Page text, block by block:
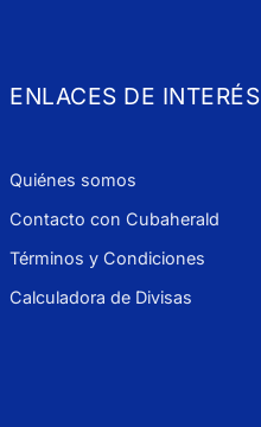
ENLACES DE INTERÉS
Quiénes somos
Contacto con Cubaherald
Términos y Condiciones
Calculadora de Divisas